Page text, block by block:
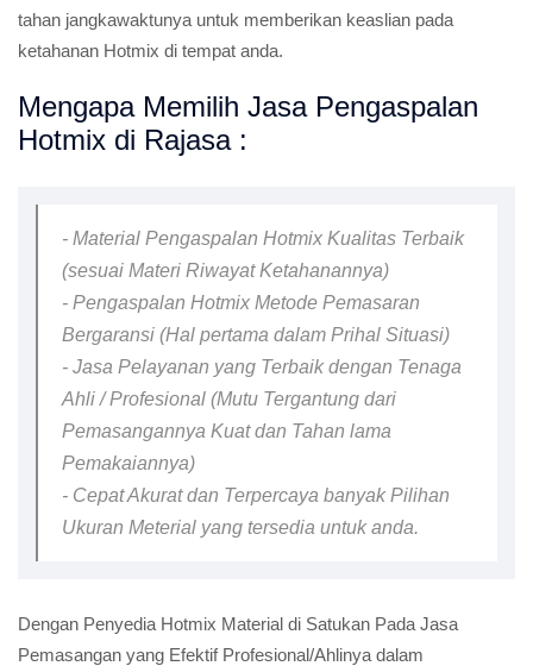
tahan jangkawaktunya untuk memberikan keaslian pada
ketahanan Hotmix di tempat anda.
Mengapa Memilih Jasa Pengaspalan
Hotmix di Rajasa :
- Material Pengaspalan Hotmix Kualitas Terbaik
(sesuai Materi Riwayat Ketahanannya)
- Pengaspalan Hotmix Metode Pemasaran
Bergaransi (Hal pertama dalam Prihal Situasi)
- Jasa Pelayanan yang Terbaik dengan Tenaga
Ahli / Profesional (Mutu Tergantung dari
Pemasangannya Kuat dan Tahan lama
Pemakaiannya)
- Cepat Akurat dan Terpercaya banyak Pilihan
Ukuran Meterial yang tersedia untuk anda.
Dengan Penyedia Hotmix Material di Satukan Pada Jasa
Pemasangan yang Efektif Profesional/Ahlinya dalam